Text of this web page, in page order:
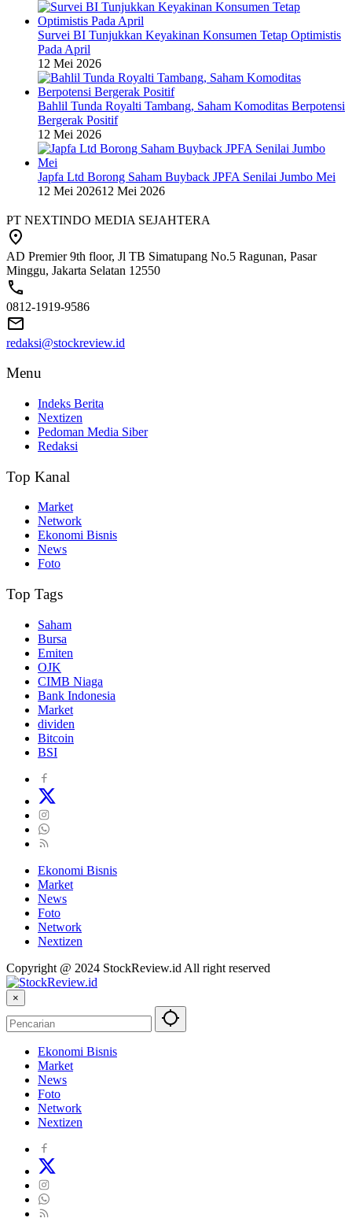
Survei BI Tunjukkan Keyakinan Konsumen Tetap Optimistis
Pada April
12 Mei 2026
Bahlil Tunda Royalti Tambang, Saham Komoditas Berpotensi
Bergerak Positif
12 Mei 2026
Japfa Ltd Borong Saham Buyback JPFA Senilai Jumbo Mei
12 Mei 202612 Mei 2026
PT NEXTINDO MEDIA SEJAHTERA
AD Premier 9th floor, Jl TB Simatupang No.5 Ragunan, Pasar
Minggu, Jakarta Selatan 12550
0812-1919-9586
redaksi@stockreview.id
Menu
Indeks Berita
Nextizen
Pedoman Media Siber
Redaksi
Top Kanal
Market
Network
Ekonomi Bisnis
News
Foto
Top Tags
Saham
Bursa
Emiten
OJK
CIMB Niaga
Bank Indonesia
Market
dividen
Bitcoin
BSI
Ekonomi Bisnis
Market
News
Foto
Network
Nextizen
Copyright @ 2024 StockReview.id All right reserved
×
Ekonomi Bisnis
Market
News
Foto
Network
Nextizen